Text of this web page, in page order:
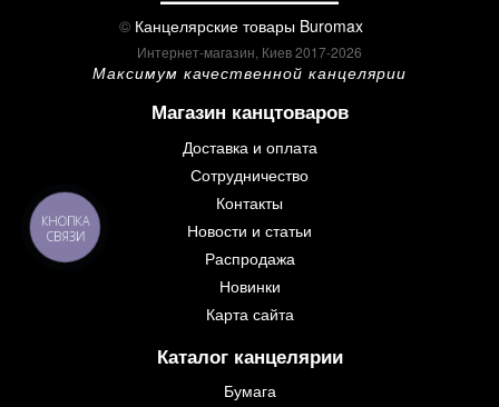
© Канцелярские товары Buromax
Интернет-магазин, Киев 2017-2026
Максимум качественной канцелярии
Магазин канцтоваров
Доставка и оплата
Сотрудничество
Контакты
Новости и статьи
Распродажа
Новинки
Карта сайта
Каталог канцелярии
Бумага
КНОПКА
СВЯЗИ